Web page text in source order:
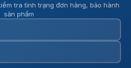
tra tình trạng đơn hàng, bảo hành
sản phẩm